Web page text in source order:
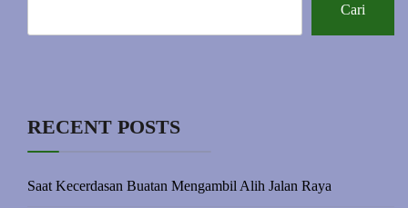
Cari
RECENT POSTS
Saat Kecerdasan Buatan Mengambil Alih Jalan Raya